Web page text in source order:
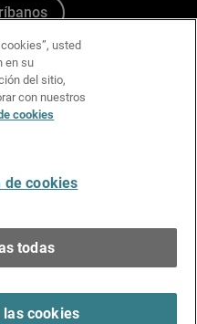
usted
en su
del sitio,
con nuestros
cookies
de cookies
todas
cookies